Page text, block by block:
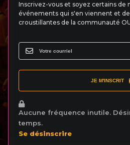
Inscrivez-vous et soyez certains de
événements qui s'en viennent et
croustillantes de la communauté
JE M'INSCRIT
Aucune fréquence inutile.
temps.
Se désinscrire